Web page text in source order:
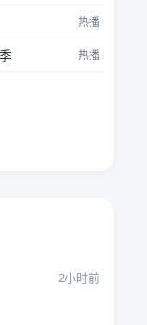
热播
热播
2小时前